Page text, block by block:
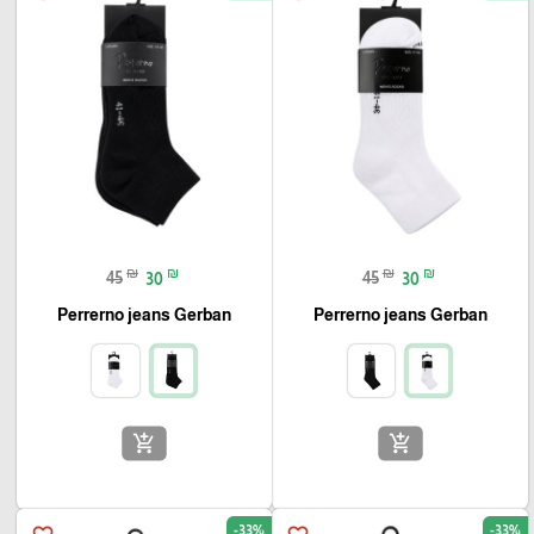
45 ₪ 30 ₪
Perrerno jeans Gerban
add_shopping_cart
45 ₪ 30 ₪
Perrerno jeans Gerban
add_shopping_cart
-33%
-33%